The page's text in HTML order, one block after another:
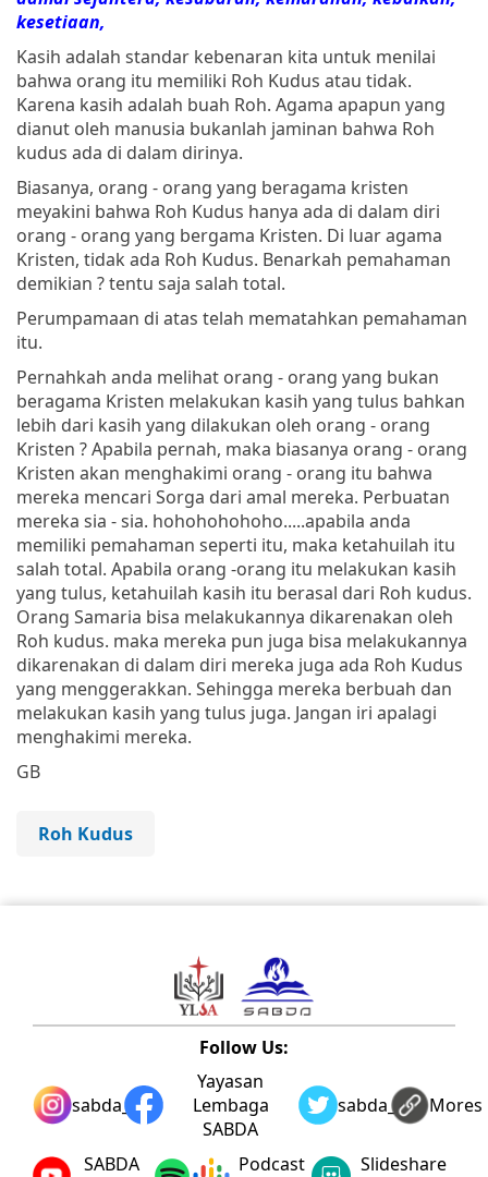
kesetiaan,
Kasih adalah standar kebenaran kita untuk menilai
bahwa orang itu memiliki Roh Kudus atau tidak.
Karena kasih adalah buah Roh. Agama apapun yang
dianut oleh manusia bukanlah jaminan bahwa Roh
kudus ada di dalam dirinya.
Biasanya, orang - orang yang beragama kristen
meyakini bahwa Roh Kudus hanya ada di dalam diri
orang - orang yang bergama Kristen. Di luar agama
Kristen, tidak ada Roh Kudus. Benarkah pemahaman
demikian ? tentu saja salah total.
Perumpamaan di atas telah mematahkan pemahaman
itu.
Pernahkah anda melihat orang - orang yang bukan
beragama Kristen melakukan kasih yang tulus bahkan
lebih dari kasih yang dilakukan oleh orang - orang
Kristen ? Apabila pernah, maka biasanya orang - orang
Kristen akan menghakimi orang - orang itu bahwa
mereka mencari Sorga dari amal mereka. Perbuatan
mereka sia - sia. hohohohohoho.....apabila anda
memiliki pemahaman seperti itu, maka ketahuilah itu
salah total. Apabila orang -orang itu melakukan kasih
yang tulus, ketahuilah kasih itu berasal dari Roh kudus.
Orang Samaria bisa melakukannya dikarenakan oleh
Roh kudus. maka mereka pun juga bisa melakukannya
dikarenakan di dalam diri mereka juga ada Roh Kudus
yang menggerakkan. Sehingga mereka berbuah dan
melakukan kasih yang tulus juga. Jangan iri apalagi
menghakimi mereka.
GB
Roh Kudus
Follow Us:
sabda_ylsa
Yayasan
Lembaga
SABDA
sabda_ylsaMores
SABDA
Podcast
Slideshare